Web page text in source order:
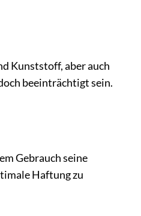
Kunststoff, aber auch
beeinträchtigt sein.
Gebrauch seine
Haftung zu